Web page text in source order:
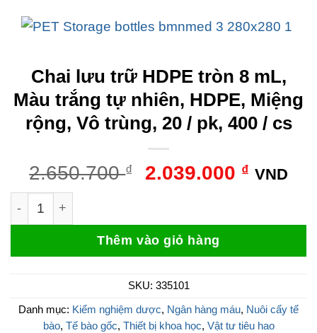
Chai lưu trữ HDPE tròn 8 mL,
Màu trắng tự nhiên, HDPE, Miệng
rộng, Vô trùng, 20 / pk, 400 / cs
2.650.700₫
Giá
2.650.700 ₫.
2.039.000 ₫Giá
là:
VND
Thêm vào giỏ hàng
SKU: 335101
Danh mục: Kiểm nghiệm dược, Ngân hàng máu, Nuôi cấy tế
bào, Tế bào gốc, Thiết bị khoa học, Vật tư tiêu hao